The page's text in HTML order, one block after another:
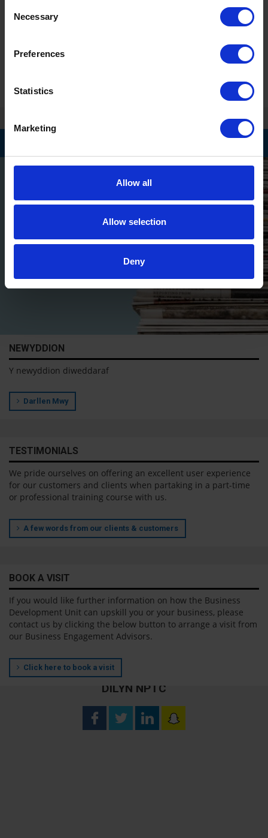
Selection
Necessary
Preferences
Statistics
Marketing
Allow all
Allow selection
Deny
Mae cangen fasnachol arbenigol Grŵp
Colegau NPTC yn parhau i ddarparu
ystod o hyfforddiant i staff yn Ecolab
NEWYDDION
Y newyddion diweddaraf
Darllen Mwy
TESTIMONIALS
We pride ourselves on offering an excellent user experience
for our customers and clients when partaking in a part-time
or professional training course with us.
A few words from our clients & customers
BOOK A VISIT
If you would like further information on how the Business
Development Unit can upskill you or your business, please
contact us by clicking the below button to arrange a visit from
our Business Engagement Advisors.
Click here to book a visit
DILYN NPTC